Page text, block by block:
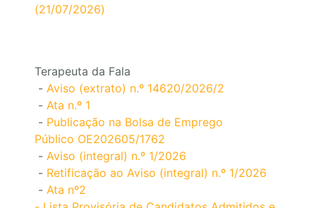
(21/07/2026)
Terapeuta da Fala
- Aviso (extrato) n.º 14620/2026/2
- Ata n.º 1
- Publicação na Bolsa de Emprego
Público OE202605/1762
- Aviso (integral) n.º 1/2026
- Retificação ao Aviso (integral) n.º 1/2026
- Ata nº2